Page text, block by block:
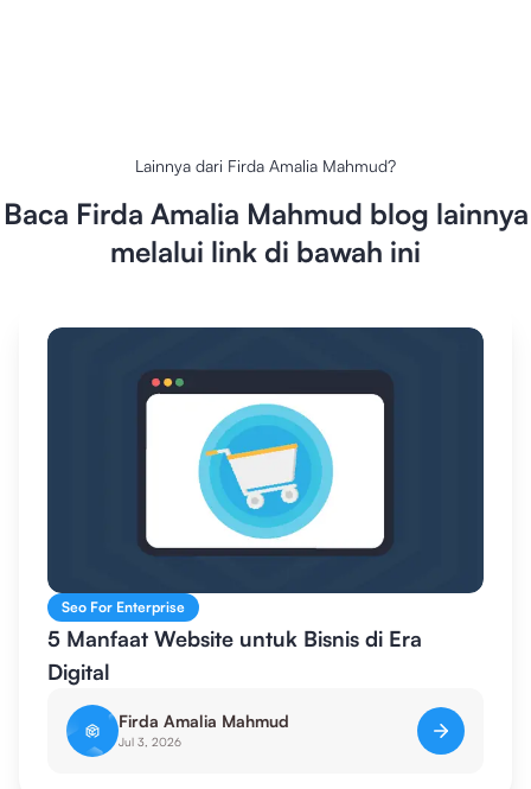
Lainnya dari Firda Amalia Mahmud?
Baca Firda Amalia Mahmud blog lainnya
melalui link di bawah ini
Seo For Enterprise
5 Manfaat Website untuk Bisnis di Era
Digital
Firda Amalia Mahmud
Jul 3, 2026